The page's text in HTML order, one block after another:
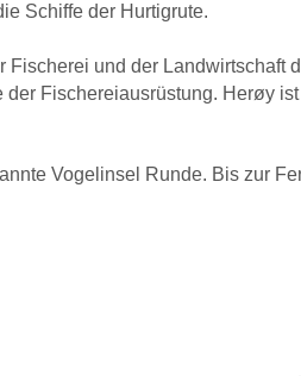
Schiffe der Hurtigrute.
und der Landwirtschaft
Fischereiausrüstung. Herøy
Vogelinsel Runde. Bis zur